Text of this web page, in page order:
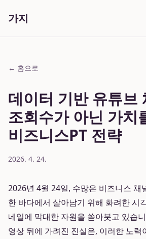
가지
← 홈으로
데이터 기반 유튜브
조회수가 아닌 가치
비즈니스PT 전략
2026. 4. 24.
2026년 4월 24일, 수많은 비즈니스 채
한 바다에서 살아남기 위해 화려한 시
네일에 막대한 자원을 쏟아붓고 있습
영상 뒤에 가려진 진실은, 이러한 노력